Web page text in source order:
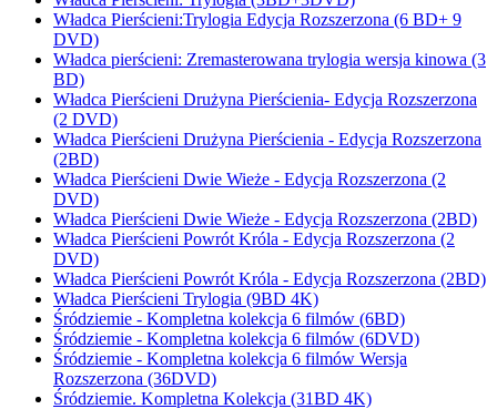
Władca Pierścieni:Trylogia Edycja Rozszerzona (6 BD+ 9
DVD)
Władca pierścieni: Zremasterowana trylogia wersja kinowa (3
BD)
Władca Pierścieni Drużyna Pierścienia- Edycja Rozszerzona
(2 DVD)
Władca Pierścieni Drużyna Pierścienia - Edycja Rozszerzona
(2BD)
Władca Pierścieni Dwie Wieże - Edycja Rozszerzona (2
DVD)
Władca Pierścieni Dwie Wieże - Edycja Rozszerzona (2BD)
Władca Pierścieni Powrót Króla - Edycja Rozszerzona (2
DVD)
Władca Pierścieni Powrót Króla - Edycja Rozszerzona (2BD)
Władca Pierścieni Trylogia (9BD 4K)
Śródziemie - Kompletna kolekcja 6 filmów (6BD)
Śródziemie - Kompletna kolekcja 6 filmów (6DVD)
Śródziemie - Kompletna kolekcja 6 filmów Wersja
Rozszerzona (36DVD)
Śródziemie. Kompletna Kolekcja (31BD 4K)